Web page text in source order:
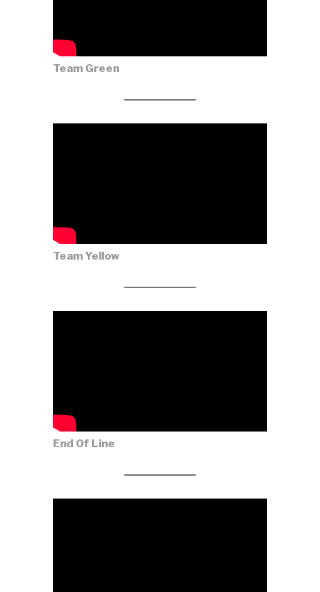
Team Green
Team Yellow
End Of Line